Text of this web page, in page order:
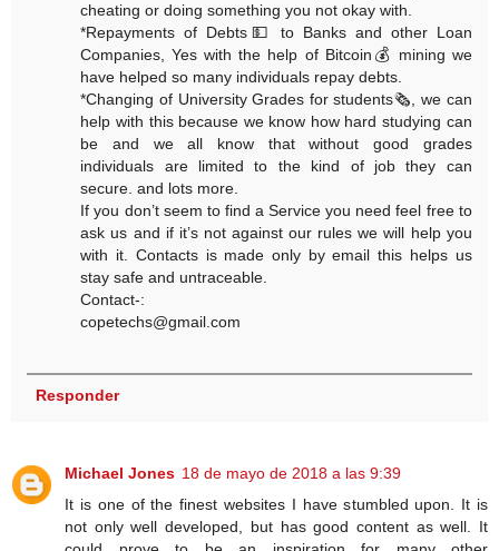
cheating or doing something you not okay with.
*Repayments of Debts💵 to Banks and other Loan
Companies, Yes with the help of Bitcoin💰 mining we
have helped so many individuals repay debts.
*Changing of University Grades for students🗞, we can
help with this because we know how hard studying can
be and we all know that without good grades
individuals are limited to the kind of job they can
secure. and lots more.
If you don’t seem to find a Service you need feel free to
ask us and if it’s not against our rules we will help you
with it. Contacts is made only by email this helps us
stay safe and untraceable.
Contact-:
copetechs@gmail.com
Responder
Michael Jones 18 de mayo de 2018 a las 9:39
It is one of the finest websites I have stumbled upon. It is
not only well developed, but has good content as well. It